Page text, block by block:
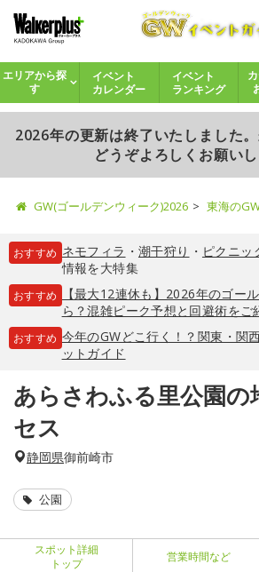
エリアから探
す
イベント
カレンダー
イベント
ランキング
2026年の更新は終了いたしました
どうぞよろしくお願いし
GW(ゴールデンウィーク)2026 東海の
おすすめ ネモフィラ ・ 潮干狩り ・ ピクニッ
情報を大特集
おすすめ
【最大12連休も】2026年のゴー
ら？混雑ピーク予想と回避術をご
おすすめ 今年のGWどこ行く！？関東・関
ットガイド
あらさわふる里公園の
セス
静岡県御前崎市
公園
スポット詳細
トップ
営業時間など